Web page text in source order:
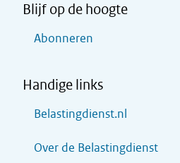
Blijf op de hoogte
Abonneren
Handige links
Belastingdienst.nl
Over de Belastingdienst